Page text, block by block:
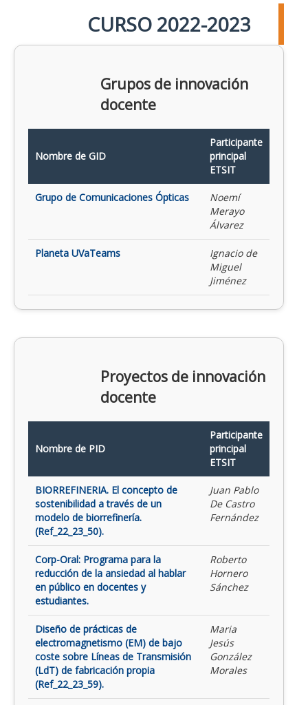
CURSO 2022-2023
Grupos de innovación
docente
Nombre de GID
Participante
principal
ETSIT
Grupo de Comunicaciones Ópticas
Noemí
Merayo
Álvarez
Planeta UVaTeams
Ignacio de
Miguel
Jiménez
Proyectos de innovación
docente
Nombre de PID
Participante
principal
ETSIT
BIORREFINERIA. El concepto de
sostenibilidad a través de un
modelo de biorrefinería.
(Ref_22_23_50).
Juan Pablo
De Castro
Fernández
Corp-Oral: Programa para la
reducción de la ansiedad al hablar
en público en docentes y
estudiantes.
Roberto
Hornero
Sánchez
Diseño de prácticas de
electromagnetismo (EM) de bajo
coste sobre Líneas de Transmisión
(LdT) de fabricación propia
(Ref_22_23_59).
Maria
Jesús
González
Morales